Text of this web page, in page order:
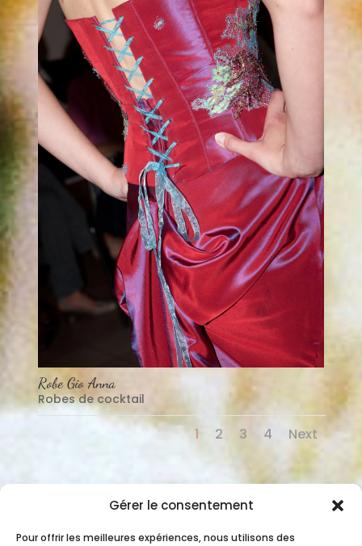
Gérer le consentement
Pour offrir les meilleures expériences, nous utilisons des
Robe Gio Anna
Robes de cocktail
1 2 3 4 Next